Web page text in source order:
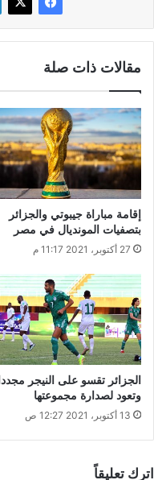
مقالات ذات صلة
إقامة مباراة جيبوتي والجزائر
بتصفيات المونديال في مصر
27 أكتوبر، 2021 11:17 م
الجزائر تقسو على النيجر مجددا
وتعود لصدارة مجموعتها
13 أكتوبر، 2021 12:27 ص
اترك تعليقاً